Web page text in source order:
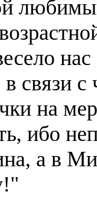
связи с
на
ибо
а в